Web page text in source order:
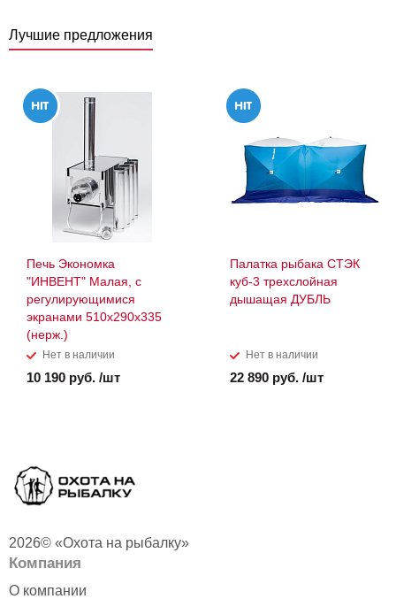
Лучшие предложения
Печь Экономка
"ИНВЕНТ" Малая, с
регулирующимися
экранами 510х290х335
(нерж.)
Нет в наличии
10 190 руб. /шт
Палатка рыбака СТЭК
куб-3 трехслойная
дышащая ДУБЛЬ
Нет в наличии
22 890 руб. /шт
2026© «Охота на рыбалку»
Компания
О компании